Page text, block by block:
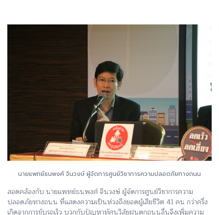
นายแพทย์ธนพงศ์ จินวงษ์ ผู้จัดการศูนย์วิชาการความปลอดภัยทางถนน
สอดคล้องกับ นายแพทย์ธนพงศ์ จินวงษ์ ผู้จัดการศูนย์วิชาการความ
ปลอดภัยทางถนน ที่แสดงความเป็นห่วงถึงยอดผู้เสียชีวิต 41 คน กว่าครึ่ง
เกิดจากการขับรถเร็ว บวกกับปัญหาทัศนวิสัยฝนตกถนนลื่นจึงเพิ่มความ